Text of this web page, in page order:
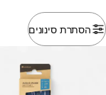
הסתרת סינונים